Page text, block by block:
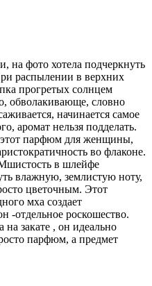
на фото хотела подчеркнуть
распылении в верхних
прогретых солнцем
обволакивающе, словно
начинается самое
аромат нельзя подделать.
парфюм для женщины,
во флаконе.
в шлейфе
влажную, землистую ноту,
цветочным. Этот
мха создает
-отдельное роскошество.
на закате , он идеально
парфюм, а предмет